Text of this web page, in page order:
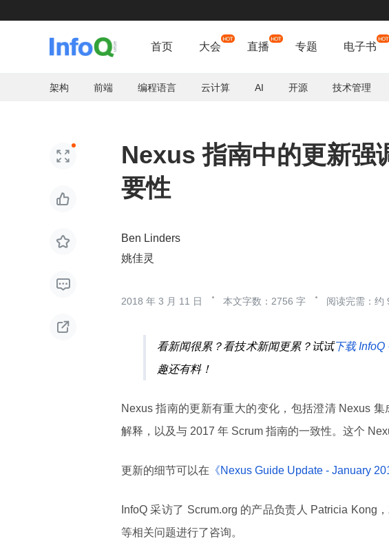
 如何轻松和安全地构建的满足
首页 大会 直播 专题 电子书
架构 前端 编程语言 云计算 AI 开源 技术管理





Nexus 指南中的更新强
要性
Ben Linders
姚佳灵
2018 年 3 月 11 日 本文字数：2756 字 阅读完需：约
看新闻很累？看技术新闻更累？试试下载 InfoQ
趣还有料！
Nexus 指南的更新有重大的变化，包括澄清 Nexus
解释，以及与 2017 年 Scrum 指南的一致性。这个
更新的细节可以在 《Nexus Guide Update - January
InfoQ 采访了 Scrum.org 的产品负责人 Patricia Kong
等相关问题进行了咨询。